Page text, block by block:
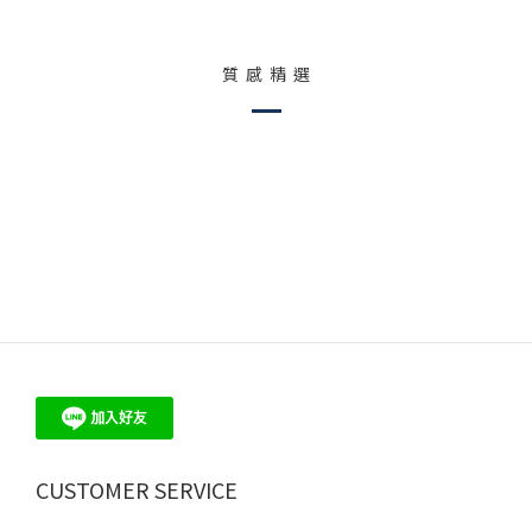
質 感 精 選
CUSTOMER SERVICE